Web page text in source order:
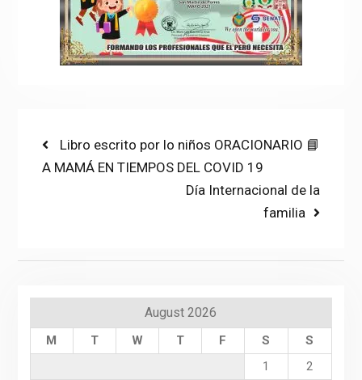
Post
navigation
Previous
post:
Libro escrito por lo niños ORACIONARIO 📘
A MAMÁ EN TIEMPOS DEL COVID 19
Next
Día Internacional de la
familia
August 2026
M T W T F S
S
1
2